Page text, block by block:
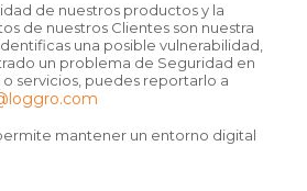
de nuestros productos y la
de nuestros Clientes son nuestra
una posible vulnerabilidad,
un problema de Seguridad en
servicios, puedes reportarlo a
mantener un entorno digital